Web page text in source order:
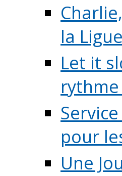
la
Let it
rythme
pour
Une